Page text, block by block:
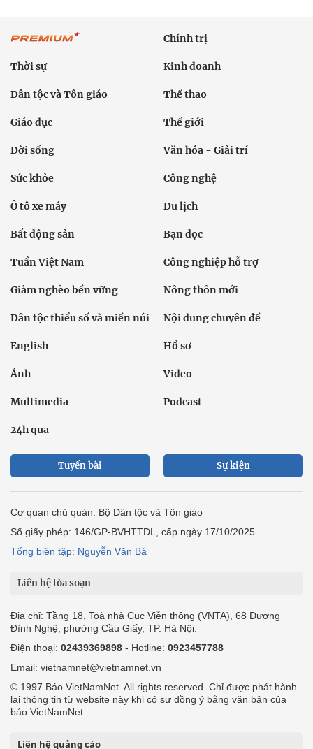
Chính trị
Thời sự Kinh doanh
Dân tộc và Tôn giáo Thể thao
Giáo dục Thế giới
Đời sống Văn hóa - Giải trí
Sức khỏe Công nghệ
Ô tô xe máy Du lịch
Bất động sản Bạn đọc
Tuần Việt Nam Công nghiệp hỗ trợ
Giảm nghèo bền vững Nông thôn mới
Dân tộc thiểu số và miền núi Nội dung chuyên đề
English Hồ sơ
Ảnh Video
Multimedia Podcast
24h qua
Tuyến bài Sự kiện
Cơ quan chủ quản: Bộ Dân tộc và Tôn giáo
Số giấy phép: 146/GP-BVHTTDL, cấp ngày 17/10/2025
Tổng biên tập: Nguyễn Văn Bá
Liên hệ tòa soạn
Địa chỉ: Tầng 18, Toà nhà Cục Viễn thông (VNTA), 68 Dương
Đình Nghệ, phường Cầu Giấy, TP. Hà Nội.
Điện thoại: 02439369898 - Hotline: 0923457788
Email: vietnamnet@vietnamnet.vn
© 1997 Báo VietNamNet. All rights reserved. Chỉ được phát hành
lại thông tin từ website này khi có sự đồng ý bằng văn bản của
báo VietNamNet.
Liên hệ quảng cáo